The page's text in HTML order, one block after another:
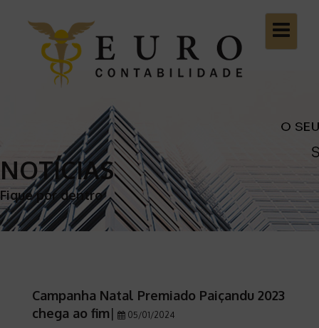
Toggle
NOTÍCIAS
Fique por dentro
Campanha Natal Premiado Paiçandu 2023
chega ao fim| 05/01/2024